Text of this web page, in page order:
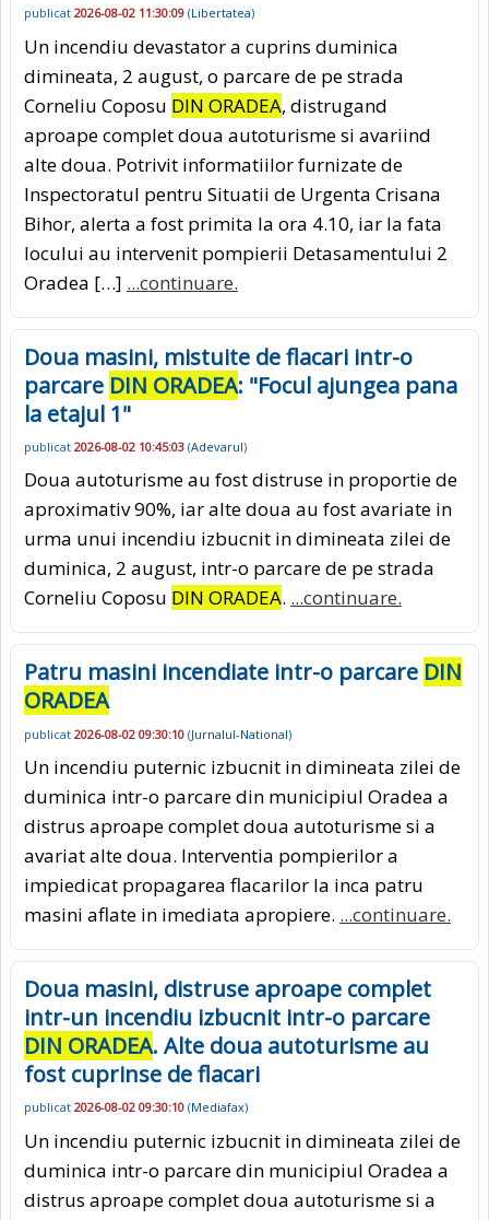
publicat 2026-08-02 11:30:09 (Libertatea)
Un incendiu devastator a cuprins duminica
dimineata, 2 august, o parcare de pe strada
Corneliu Coposu DIN ORADEA, distrugand
aproape complet doua autoturisme si avariind
alte doua. Potrivit informatiilor furnizate de
Inspectoratul pentru Situatii de Urgenta Crisana
Bihor, alerta a fost primita la ora 4.10, iar la fata
locului au intervenit pompierii Detasamentului 2
Oradea […] ...continuare.
Doua masini, mistuite de flacari intr-o
parcare DIN ORADEA: "Focul ajungea pana
la etajul 1"
publicat 2026-08-02 10:45:03 (Adevarul)
Doua autoturisme au fost distruse in proportie de
aproximativ 90%, iar alte doua au fost avariate in
urma unui incendiu izbucnit in dimineata zilei de
duminica, 2 august, intr-o parcare de pe strada
Corneliu Coposu DIN ORADEA. ...continuare.
Patru masini incendiate intr-o parcare DIN
ORADEA
publicat 2026-08-02 09:30:10 (Jurnalul-National)
Un incendiu puternic izbucnit in dimineata zilei de
duminica intr-o parcare din municipiul Oradea a
distrus aproape complet doua autoturisme si a
avariat alte doua. Interventia pompierilor a
impiedicat propagarea flacarilor la inca patru
masini aflate in imediata apropiere. ...continuare.
Doua masini, distruse aproape complet
intr-un incendiu izbucnit intr-o parcare
DIN ORADEA. Alte doua autoturisme au
fost cuprinse de flacari
publicat 2026-08-02 09:30:10 (Mediafax)
Un incendiu puternic izbucnit in dimineata zilei de
duminica intr-o parcare din municipiul Oradea a
distrus aproape complet doua autoturisme si a